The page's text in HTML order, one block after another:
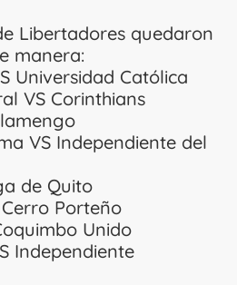
Libertadores quedaron
manera:
Universidad Católica
VS Corinthians
VS Independiente del
de Quito
Porteño
Unido
Independiente